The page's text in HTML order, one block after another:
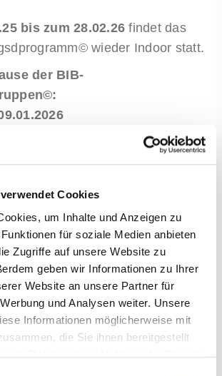
Cookies
um Inhalte und Anzeigen zu
für soziale Medien anbieten
Zugriffe auf unsere Website zu
geben wir Informationen zu Ihrer
Website an unsere Partner für
und Analysen weiter. Unsere
Informationen möglicherweise mit
die Sie ihnen bereitgestellt
bis zum 28.02.26 findet das
wieder Indoor statt.
der BIB-
die folgenden 5 Orte zur
Beruflichen Schule für
Pankow( hier gehts zum Flyer
16:30 – 18:00 Uhr
an der Panke im
(hier gehts zum Flyer)
9:45 – 11:15 Uhr
Kulturmarkthalle(hier
)